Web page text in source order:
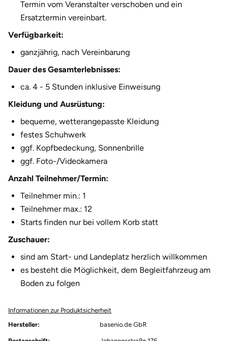
Termin vom Veranstalter verschoben und ein
Ersatztermin vereinbart.
Verfügbarkeit:
ganzjährig, nach Vereinbarung
Dauer des Gesamterlebnisses:
ca. 4 - 5 Stunden inklusive Einweisung
Kleidung und Ausrüstung:
bequeme, wetterangepasste Kleidung
festes Schuhwerk
ggf. Kopfbedeckung, Sonnenbrille
ggf. Foto-/Videokamera
Anzahl Teilnehmer/Termin:
Teilnehmer min.: 1
Teilnehmer max.: 12
Starts finden nur bei vollem Korb statt
Zuschauer:
sind am Start- und Landeplatz herzlich willkommen
es besteht die Möglichkeit, dem Begleitfahrzeug am
Boden zu folgen
Informationen zur Produktsicherheit
Hersteller:
basenio.de GbR